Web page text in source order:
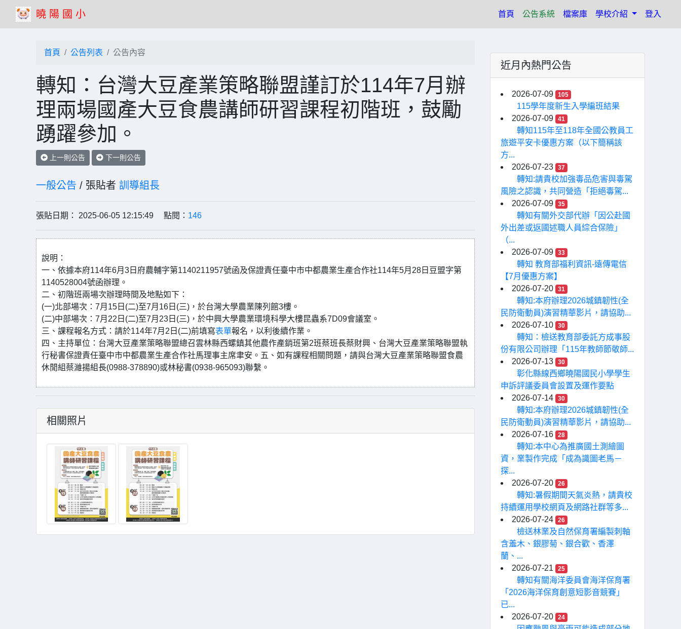
曉 陽 國 小 首頁 (current)
公告系統 檔案庫 學校介紹 登入
首頁 公告列表 公告內容
轉知：台灣大豆產業策略聯盟謹訂於114年7月辦
理兩場國產大豆食農講師研習課程初階班，鼓勵
踴躍參加。
上一則公告 下一則公告
一般公告 / 張貼者 訓導組長
張貼日期： 2025-06-05 12:15:49 點閱： 146
說明：
一、依據本府114年6月3日府農輔字第1140211957號函及保證責任臺中市中都農業生產合作社114年5月28日豆盟字第
1140528004號函辦理。
二、初階班兩場次辦理時間及地點如下：
(一)北部場次：7月15日(二)至7月16日(三)，於台灣大學農業陳列館3樓。
(二)中部場次：7月22日(二)至7月23日(三)，於中興大學農業環境科學大樓昆蟲系7D09會議室。
三、課程報名方式：請於114年7月2日(二)前填寫表單報名，以利後續作業。
四、主持單位：台灣大豆產業策略聯盟總召雲林縣西螺鎮其他農作產銷班第2班蔡班長蔡財興、台灣大豆產業策略聯盟執
行秘書保證責任臺中市中都農業生產合作社馬理事主席聿安。五、如有課程相關問題，請與台灣大豆產業策略聯盟食農
休閒組蔡濰揚組長(0988-378890)或林秘書(0938-965093)聯繫。
相關照片
近月內熱門公告
2026-07-09 105
115學年度新生入學編班結果
2026-07-09
41
轉知115年至118年全國公教員工
旅遊平安卡優惠方案（以下簡稱該
方...
2026-07-23
37
轉知:請貴校加強毒品危害與毒駕
風險之認識，共同營造「拒絕毒駕...
2026-07-09
35
轉知有關外交部代辦「因公赴國
外出差或返國述職人員綜合保險」
（...
2026-07-09
33
轉知 教育部福利資訊-遠傳電信
【7月優惠方案】
2026-07-20
31
轉知:本府辦理2026城鎮韌性(全
民防衛動員)演習精華影片，請協助...
2026-07-10
30
轉知：檢送教育部委託方成事股
份有限公司辦理「115年教師節敬師...
2026-07-13
30
彰化縣線西鄉曉陽國民小學學生
申訴評議委員會設置及運作要點
2026-07-14
30
轉知:本府辦理2026城鎮韌性(全
民防衛動員)演習精華影片，請協助...
2026-07-16
28
轉知:本中心為推廣國土測繪圖
資，業製作完成「成為識圖老馬－
探...
2026-07-20
26
轉知:暑假期間天氣炎熱，請貴校
持續運用學校網頁及網路社群等多...
2026-07-24
26
檢送林業及自然保育署編製刺軸
含羞木、銀膠菊、銀合歡、香澤
蘭、...
2026-07-21
25
轉知有關海洋委員會海洋保育署
「2026海洋保育創意短影音競賽」
已...
2026-07-20
24